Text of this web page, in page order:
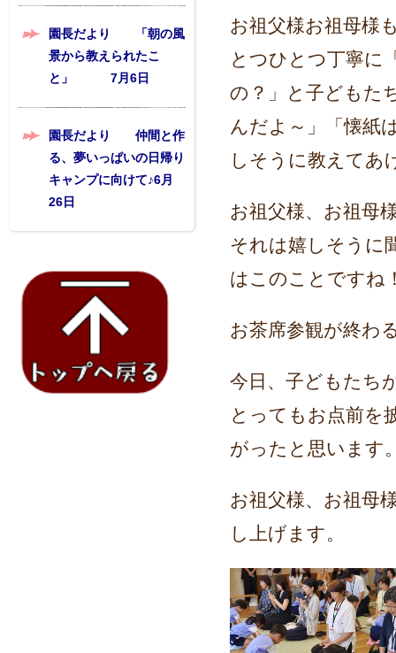
園長だより 「朝の風
景から教えられたこ
と」 7月6日
園長だより 仲間と作
る、夢いっぱいの日帰り
キャンプに向けて♪6月
26日
お祖父様お祖母様
とつひとつ丁寧に
の？」と子どもた
んだよ～」「懐紙
しそうに教えてあ
お祖父様、お祖母
それは嬉しそうに
はこのことですね
お茶席参観が終わ
今日、子どもたち
とってもお点前を
がったと思います
お祖父様、お祖母
し上げます。